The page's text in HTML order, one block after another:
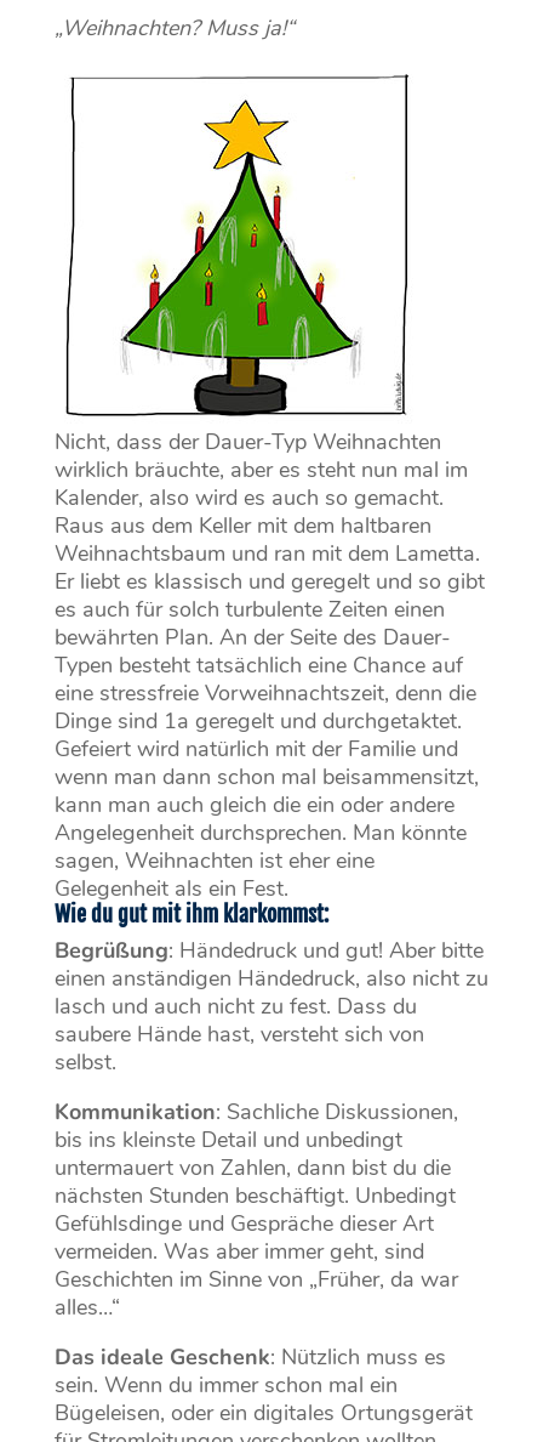
„Weihnachten? Muss ja!“
Nicht, dass der Dauer-Typ Weihnachten
wirklich bräuchte, aber es steht nun mal im
Kalender, also wird es auch so gemacht.
Raus aus dem Keller mit dem haltbaren
Weihnachtsbaum und ran mit dem Lametta.
Er liebt es klassisch und geregelt und so gibt
es auch für solch turbulente Zeiten einen
bewährten Plan. An der Seite des Dauer-
Typen besteht tatsächlich eine Chance auf
eine stressfreie Vorweihnachtszeit, denn die
Dinge sind 1a geregelt und durchgetaktet.
Gefeiert wird natürlich mit der Familie und
wenn man dann schon mal beisammensitzt,
kann man auch gleich die ein oder andere
Angelegenheit durchsprechen. Man könnte
sagen, Weihnachten ist eher eine
Gelegenheit als ein Fest.
Wie du gut mit ihm klarkommst:
Begrüßung: Händedruck und gut! Aber bitte
einen anständigen Händedruck, also nicht zu
lasch und auch nicht zu fest. Dass du
saubere Hände hast, versteht sich von
selbst.
Kommunikation: Sachliche Diskussionen,
bis ins kleinste Detail und unbedingt
untermauert von Zahlen, dann bist du die
nächsten Stunden beschäftigt. Unbedingt
Gefühlsdinge und Gespräche dieser Art
vermeiden. Was aber immer geht, sind
Geschichten im Sinne von „Früher, da war
alles…“
Das ideale Geschenk: Nützlich muss es
sein. Wenn du immer schon mal ein
Bügeleisen, oder ein digitales Ortungsgerät